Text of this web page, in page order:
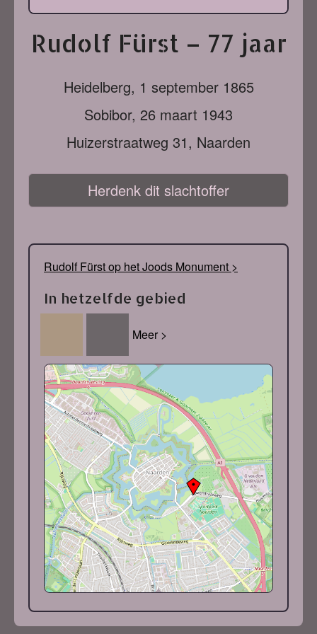
Rudolf Fürst – 77 jaar
Heidelberg, 1 september 1865
Sobibor, 26 maart 1943
Huizerstraatweg 31, Naarden
Herdenk dit slachtoffer
Rudolf Fürst op het Joods Monument >
In hetzelfde gebied
Meer >